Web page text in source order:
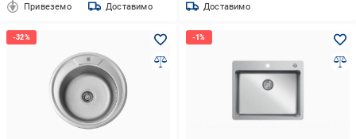
Привеземо Доставимо Доставимо